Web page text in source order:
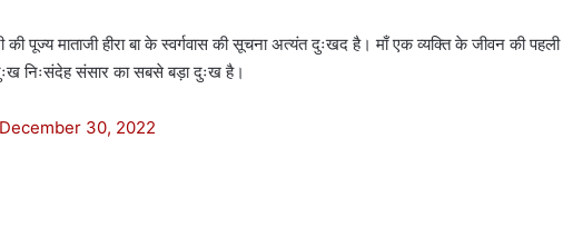
की पूज्य माताजी हीरा बा के स्वर्गवास की सूचना अत्यंत दुःखद है। माँ एक व्यक्ति के जीवन की पहली
निःसंदेह संसार का सबसे बड़ा दुःख है।
December 30, 2022